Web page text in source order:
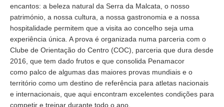
encantos: a beleza natural da Serra da Malcata, o nosso
património, a nossa cultura, a nossa gastronomia e a nossa
hospitalidade permitem que a visita ao concelho seja uma
experiência única. A prova é organizada numa parceria com o
Clube de Orientação do Centro (COC), parceria que dura desde
2016, que tem dado frutos e que consolida Penamacor
como palco de algumas das maiores provas mundiais e o
território como um destino de referência para atletas nacionais
e internacionais, que aqui encontram excelentes condições para
competir e treinar durante todo o ano.